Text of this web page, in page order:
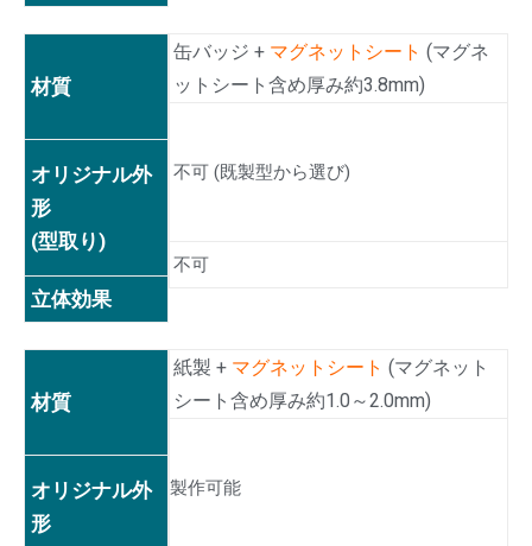
材質
オリジナル外
形
(型取り)
立体効果
缶バッジ + マグネットシート (マグネ
ットシート含め厚み約3.8mm)
不可 (既製型から選び)
不可
材質
オリジナル外
形
紙製 + マグネットシート (マグネット
シート含め厚み約1.0～2.0mm)
製作可能